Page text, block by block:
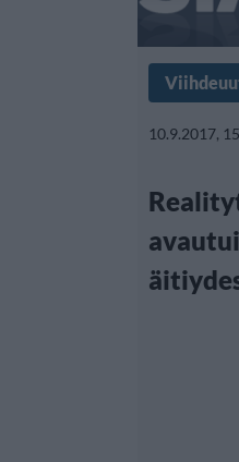
10.9.2017,
avautui